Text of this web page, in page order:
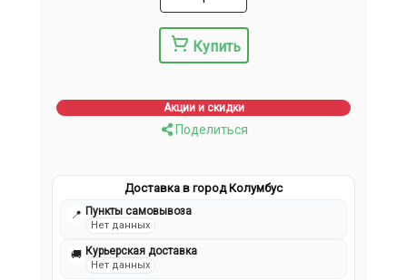
Купить
Акции и скидки
Поделиться
Доставка в город Колумбус
📍 Пункты самовывоза
Нет данных
🚚 Курьерская доставка
Нет данных